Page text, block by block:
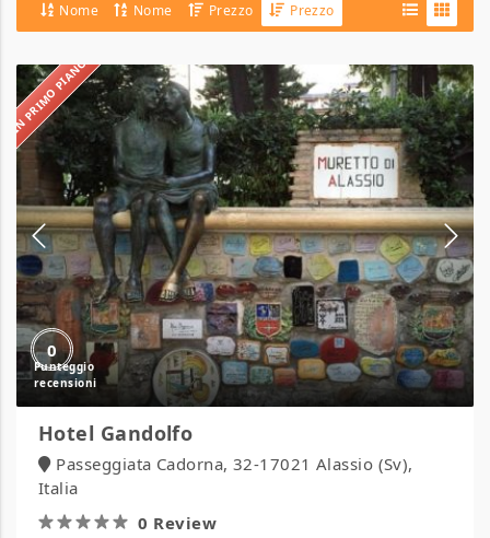
Nome Nome Prezzo Prezzo
IN PRIMO PIANO
0
Hotel
Gandolfo
Hotel Gandolfo
Passeggiata Cadorna, 32-17021 Alassio (Sv),
Italia
0 Review